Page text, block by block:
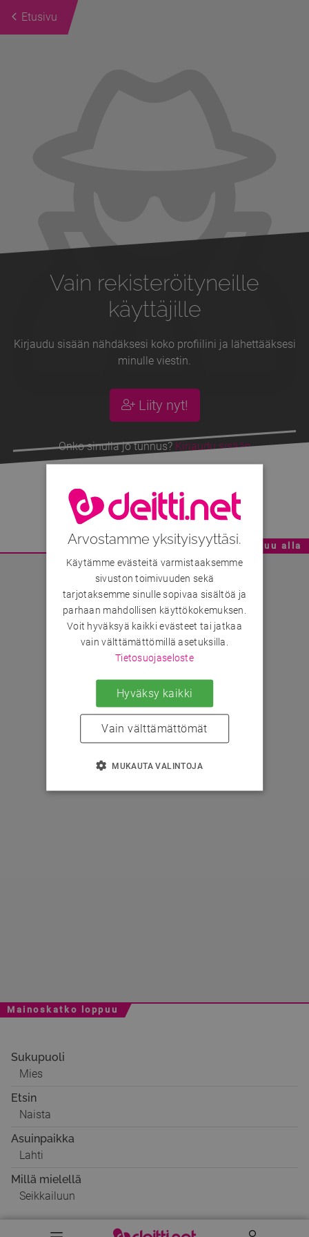
Etusivu
Vain rekisteröityneille
käyttäjille
Kirjaudu sisään nähdäksesi koko profiilini ja lähettääksesi
minulle viestin.
Liity nyt!
Onko sinulla jo tunnus? Kirjaudu sisään
Corleoneeee , 21v
Mainoskatko - Sisältö jatkuu alla
Mainoskatko loppuu
Sukupuoli
Mies
Etsin
Naista
Asuinpaikka
Lahti
Millä mielellä
Seikkailuun
Arvostamme yksityisyyttäsi.
Käytämme evästeitä varmistaaksemme
sivuston toimivuuden sekä
tarjotaksemme sinulle sopivaa sisältöä ja
parhaan mahdollisen käyttökokemuksen.
Voit hyväksyä kaikki evästeet tai jatkaa
vain välttämättömillä asetuksilla.
Tietosuojaseloste
Hyväksy kaikki
Vain välttämättömät
MUKAUTA VALINTOJA